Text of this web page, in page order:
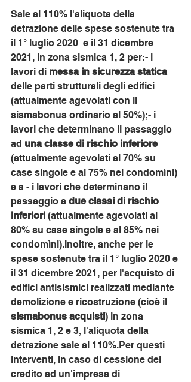
Sale al 110% l'aliquota della
detrazione delle spese sostenute tra
il 1° luglio 2020  e il 31 dicembre
2021, in zona sismica 1, 2 per:- i
lavori di messa in sicurezza statica
delle parti strutturali degli edifici
(attualmente agevolati con il
sismabonus ordinario al 50%);- i
lavori che determinano il passaggio
ad una classe di rischio inferiore
(attualmente agevolati al 70% su
case singole e al 75% nei condomìni)
e a - i lavori che determinano il
passaggio a due classi di rischio
inferiori (attualmente agevolati al
80% su case singole e al 85% nei
condomìni).Inoltre, anche per le
spese sostenute tra il 1° luglio 2020 e
il 31 dicembre 2021, per l'acquisto di
edifici antisismici realizzati mediante
demolizione e ricostruzione (cioè il
sismabonus acquisti) in zona
sismica 1, 2 e 3, l'aliquota della
detrazione sale al 110%.Per questi
interventi, in caso di cessione del
credito ad un'impresa di